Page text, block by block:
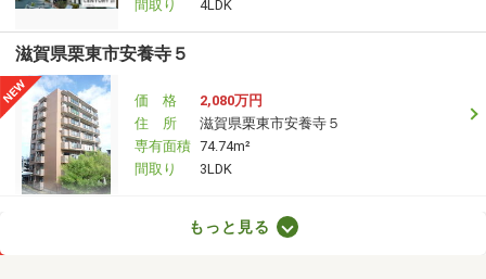
間取り
4LDK
滋賀県栗東市安養寺５
価 格
2,080万円
住 所
滋賀県栗東市安養寺５
専有面積 74.74m²
間取り
3LDK
滋賀県大津市中庄１丁目もっと見る